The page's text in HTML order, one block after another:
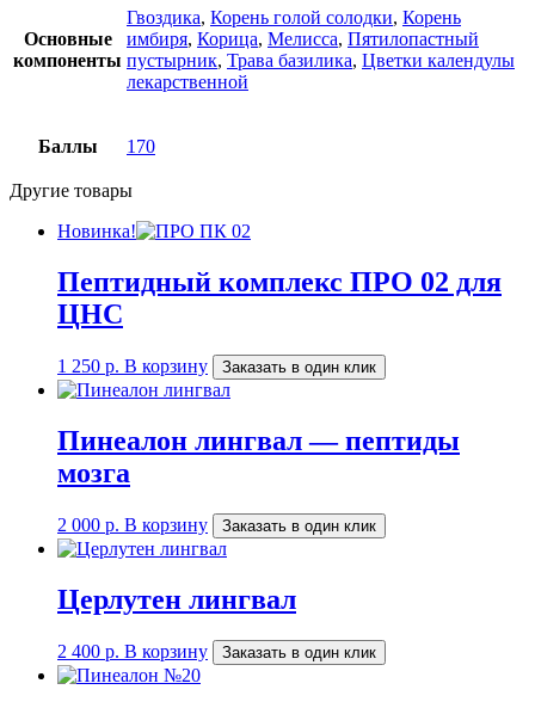
Основные
компоненты
Гвоздика, Корень голой солодки, Корень
имбиря, Корица, Мелисса, Пятилопастный
пустырник, Трава базилика, Цветки календулы
лекарственной
Баллы 170
Другие товары
Новинка!
Пептидный комплекс ПРО 02 для
ЦНС
1 250 р. В корзину Заказать в один клик
Пинеалон лингвал — пептиды
мозга
2 000 р. В корзину Заказать в один клик
Церлутен лингвал
2 400 р. В корзину Заказать в один клик